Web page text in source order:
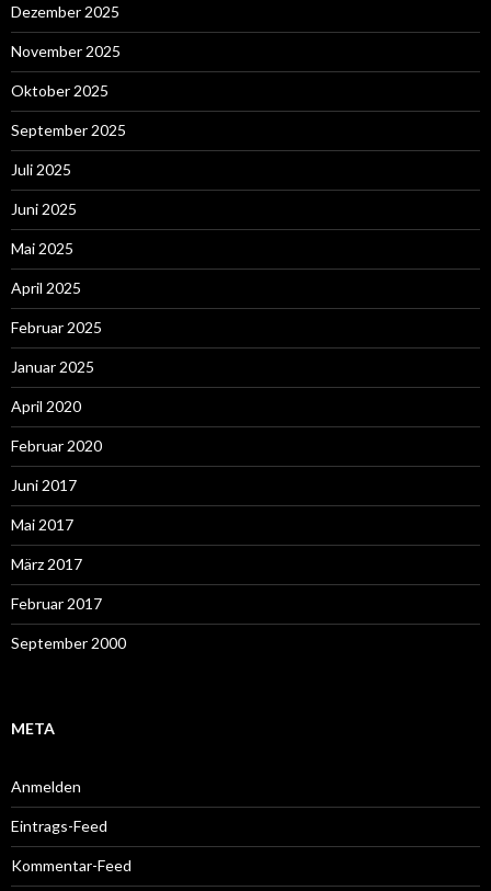
Dezember 2025
November 2025
Oktober 2025
September 2025
Juli 2025
Juni 2025
Mai 2025
April 2025
Februar 2025
Januar 2025
April 2020
Februar 2020
Juni 2017
Mai 2017
März 2017
Februar 2017
September 2000
META
Anmelden
Eintrags-Feed
Kommentar-Feed